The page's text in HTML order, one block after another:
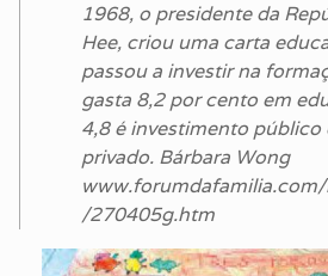
1968, o presidente da
Hee, criou uma carta
passou a investir na
gasta 8,2 por cento em
4,8 é investimento público
privado. Bárbara Wong
/270405g.htm